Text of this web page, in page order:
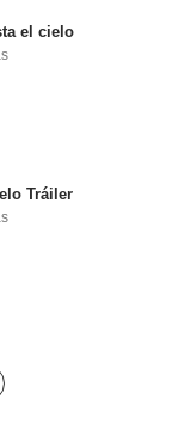
el cielo
Tráiler